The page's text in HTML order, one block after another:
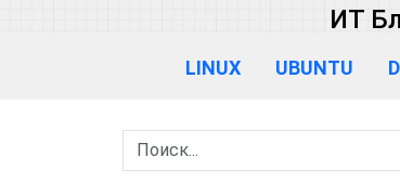
ИТ
LINUX UBUNTU